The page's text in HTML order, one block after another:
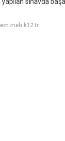
sınavda